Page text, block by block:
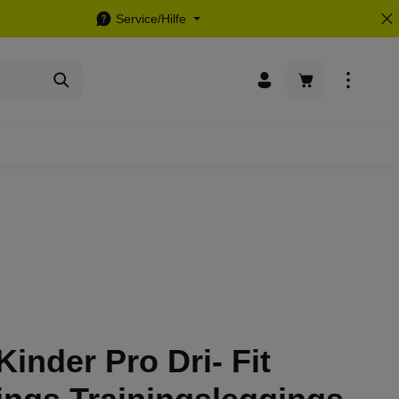
Service/Hilfe
Warenkorb
Pro Dri- Fit